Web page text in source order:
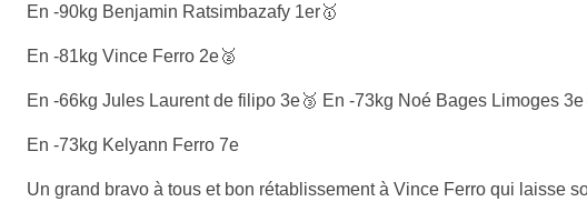
En -90kg Benjamin Ratsimbazafy 1er🥇
En -81kg Vince Ferro 2e🥈
En -66kg Jules Laurent de filipo 3e🥉 En -73kg Noé Bages Limoges
En -73kg Kelyann Ferro 7e
Un grand bravo à tous et bon rétablissement à Vince Ferro qui laisse